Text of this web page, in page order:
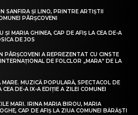
SANFIRA ȘI LINO, PRINTRE ARTIȘTII
PÂRȘCOVENI
ȘI MARIA GHINEA, CAP DE AFIȘ LA CEA DE-A
DE JOS
PÂRȘCOVENI A REPREZENTAT CU CINSTE
DE FOLCLOR „MARA” DE LA
MUZICĂ POPULARĂ, SPECTACOL DE
CEA DE-A IX-A EDIȚIE A ZILEI COMUNEI
MARI. IRINA MARIA BIROU, MARIA
CAP DE AFIȘ LA ZIUA COMUNEI BĂRĂȘTI